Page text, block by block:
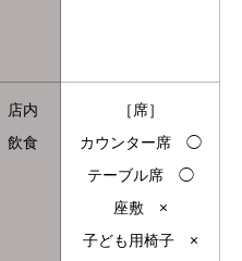
店内
飲食
［席］
カウンター席 ◯
テーブル席 ◯
座敷 ×
子ども用椅子 ×